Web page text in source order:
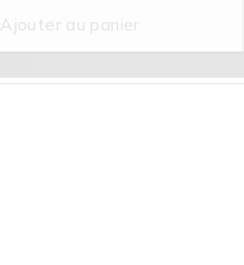
Ajouter au panier